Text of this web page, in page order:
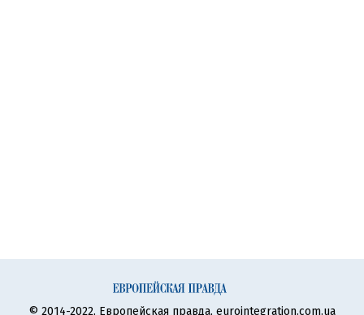
© 2014-2022, Европейская правда, eurointegration.com.ua